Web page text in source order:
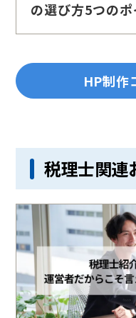
の選び方5つのポ
HP制作
税理士関連